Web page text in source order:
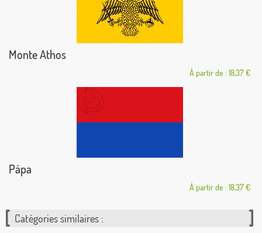
Monte Athos
À partir de : 18,37 €
Pápa
À partir de : 18,37 €
Catégories similaires :